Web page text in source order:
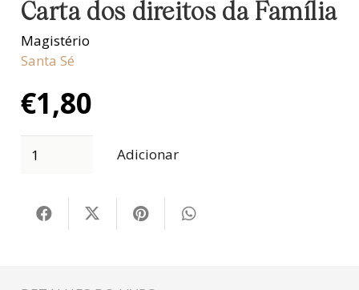
Carta dos direitos da Família
Magistério
Santa Sé
€1,80
Adicionar